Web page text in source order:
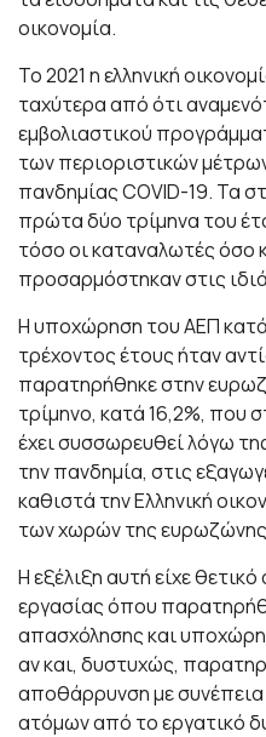
οικονομία.
Το 2021 η ελληνική
ταχύτερα από ότι
εμβολιαστικού
των περιοριστικών
πανδημίας COVID-19. Τα
πρώτα δύο τρίμηνα του
τόσο οι καταναλωτές όσο
προσαρμόστηκαν στις
Η υποχώρηση του ΑΕΠ κατά
τρέχοντος έτους ήταν
παρατηρήθηκε στην
τρίμηνο, κατά 16,2%, που
έχει συσσωρευθεί λόγω
την πανδημία, στις
καθιστά την Ελληνική
των χωρών της
Η εξέλιξη αυτή είχε
εργασίας όπου
απασχόλησης και
αν και, δυστυχώς,
αποθάρρυνση με
ατόμων από το εργατικό